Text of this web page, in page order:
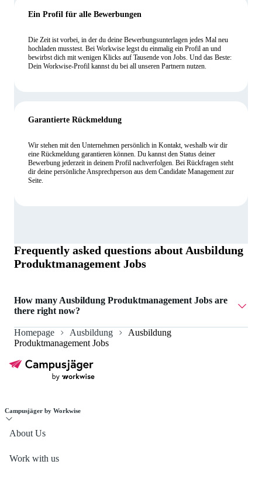
Ein Profil für alle Bewerbungen
Die Zeit ist vorbei, in der du deine Bewerbungsunterlagen jedes Mal neu
hochladen musstest. Bei Workwise legst du einmalig ein Profil an und
bewirbst dich mit wenigen Klicks auf Tausende von Jobs. Und das Beste:
Dein Workwise-Profil kannst du bei all unseren Partnern nutzen.
Garantierte Rückmeldung
Wir stehen mit den Unternehmen persönlich in Kontakt, weshalb wir dir
eine Rückmeldung garantieren können. Du kannst den Status deiner
Bewerbung jederzeit in deinem Profil nachverfolgen. Bei Rückfragen steht
dir deine persönliche Ansprechperson aus dem Candidate Management zur
Seite.
Frequently asked questions about Ausbildung
Produktmanagement Jobs
How many Ausbildung Produktmanagement Jobs are
there right now?
Currently there are 22 Ausbildung Produktmanagement
Homepage Ausbildung
Ausbildung
Produktmanagement Jobs
Campusjäger by Workwise
About Us
Work with us